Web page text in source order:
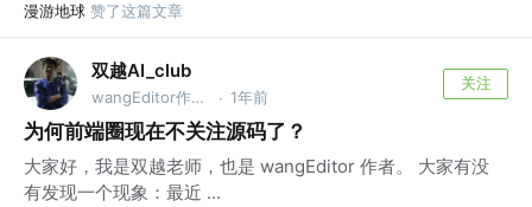
漫游地球 赞了这篇文章
双越AI_club
wangEditor作者，慕课网讲师 · 1年前
关注
为何前端圈现在不关注源码了？
大家好，我是双越老师，也是 wangEditor 作者。 大家有没
有发现一个现象：最近 ...